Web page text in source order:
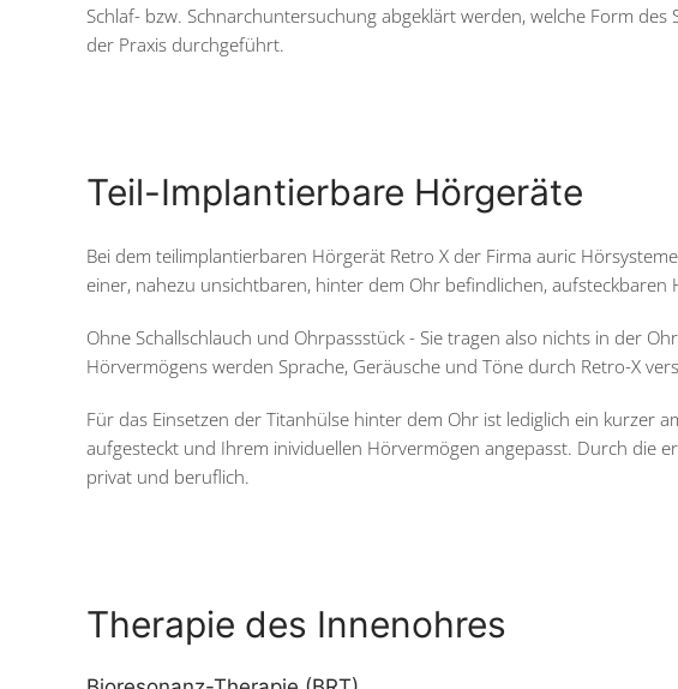
Schlaf- bzw. Schnarchuntersuchung abgeklärt werden, welche Form
der Praxis durchgeführt.
Teil-Implantierbare Hörgeräte
Bei dem teilimplantierbaren Hörgerät Retro X der Firma auric
einer, nahezu unsichtbaren, hinter dem Ohr befindlichen, aufsteckbaren
Ohne Schallschlauch und Ohrpassstück - Sie tragen also nichts in der
Hörvermögens werden Sprache, Geräusche und Töne durch Retro-X
Für das Einsetzen der Titanhülse hinter dem Ohr ist lediglich ein
aufgesteckt und Ihrem inividuellen Hörvermögen angepasst. Durch die
privat und beruflich.
Therapie des Innenohres